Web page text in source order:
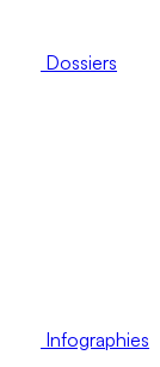
Dossiers
Infographies